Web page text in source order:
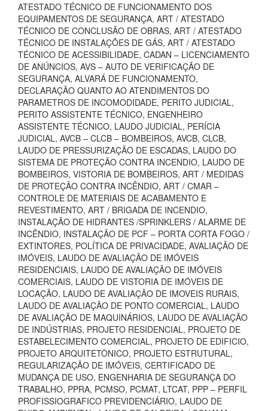
ATESTADO TÉCNICO DE FUNCIONAMENTO DOS
EQUIPAMENTOS DE SEGURANÇA, ART / ATESTADO
TÉCNICO DE CONCLUSÃO DE OBRAS, ART / ATESTADO
TÉCNICO DE INSTALAÇÕES DE GÁS, ART / ATESTADO
TÉCNICO DE ACESSIBILIDADE, CADAN – LICENCIAMENTO
DE ANÚNCIOS, AVS – AUTO DE VERIFICAÇÃO DE
SEGURANÇA, ALVARÁ DE FUNCIONAMENTO,
DECLARAÇÃO QUANTO AO ATENDIMENTOS DO
PARAMETROS DE INCOMODIDADE, PERITO JUDICIAL,
PERITO ASSISTENTE TÉCNICO, ENGENHEIRO
ASSISTENTE TÉCNICO, LAUDO JUDICIAL, PERÍCIA
JUDICIAL, AVCB – CLCB – BOMBEIROS, AVCB, CLCB,
LAUDO DE PRESSURIZAÇÃO DE ESCADAS, LAUDO DO
SISTEMA DE PROTEÇÃO CONTRA INCENDIO, LAUDO DE
BOMBEIROS, VISTORIA DE BOMBEIROS, ART / MEDIDAS
DE PROTEÇÃO CONTRA INCÊNDIO, ART / CMAR –
CONTROLE DE MATERIAIS DE ACABAMENTO E
REVESTIMENTO, ART / BRIGADA DE INCENDIO,
INSTALAÇÃO DE HIDRANTES /SPRINKLERS / ALARME DE
INCÊNDIO, INSTALAÇÃO DE PCF – PORTA CORTA FOGO /
EXTINTORES, POLÍTICA DE PRIVACIDADE, AVALIAÇÃO DE
IMÓVEIS, LAUDO DE AVALIAÇÃO DE IMÓVEIS
RESIDENCIAIS, LAUDO DE AVALIAÇÃO DE IMÓVEIS
COMERCIAIS, LAUDO DE VISTORIA DE IMÓVEIS DE
LOCAÇÃO, LAUDO DE AVALIAÇÃO DE IMOVEIS RURAIS,
LAUDO DE AVALIAÇÃO DE PONTO COMERCIAL, LAUDO
DE AVALIAÇÃO DE MAQUINÁRIOS, LAUDO DE AVALIAÇÃO
DE INDÚSTRIAS, PROJETO RESIDENCIAL, PROJETO DE
ESTABELECIMENTO COMERCIAL, PROJETO DE EDIFICIO,
PROJETO ARQUITETÔNICO, PROJETO ESTRUTURAL,
REGULARIZAÇÃO DE IMÓVEIS, CERTIFICADO DE
MUDANÇA DE USO, ENGENHARIA DE SEGURANÇA DO
TRABALHO, PPRA, PCMSO, PCMAT, LTCAT, PPP – PERFIL
PROFISSIOGRAFICO PREVIDENCIÁRIO, LAUDO DE